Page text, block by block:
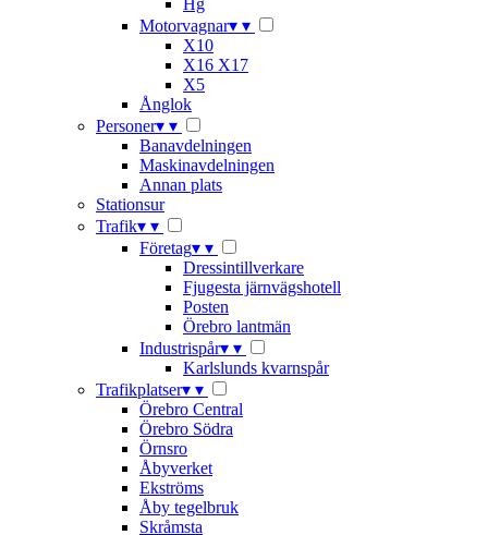
Hg
Motorvagnar▾ ▾
X10
X16 X17
X5
Ånglok
Personer▾ ▾
Banavdelningen
Maskinavdelningen
Annan plats
Stationsur
Trafik▾ ▾
Företag▾ ▾
Dressintillverkare
Fjugesta järnvägshotell
Posten
Örebro lantmän
Industrispår▾ ▾
Karlslunds kvarnspår
Trafikplatser▾ ▾
Örebro Central
Örebro Södra
Örnsro
Åbyverket
Ekströms
Åby tegelbruk
Skråmsta